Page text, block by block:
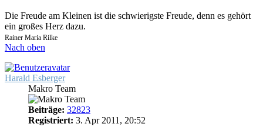
Die Freude am Kleinen ist die schwierigste Freude, denn es gehört
ein großes Herz dazu.
Rainer Maria Rilke
Nach oben
Harald Esberger
Makro Team
Beiträge: 32823
Registriert: 3. Apr 2011, 20:52